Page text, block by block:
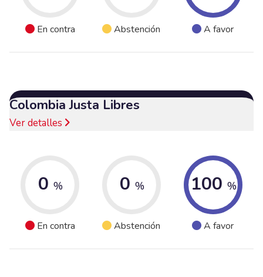
En contra Abstención A favor
Colombia Justa Libres
Ver detalles
0 %
En contra
0 %
Abstención
100 %
A favor